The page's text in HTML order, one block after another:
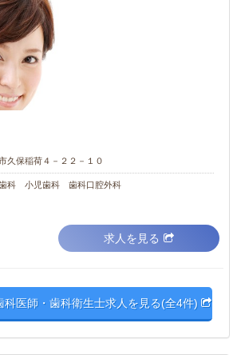
久保稲荷４－２２－１０
科 小児歯科 歯科口腔外科
求人を見る
科医師・歯科衛生士求人を見る(全4件)